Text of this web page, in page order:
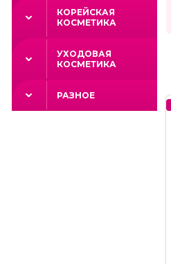
КОРЕЙСКАЯ
КОСМЕТИКА
УХОДОВАЯ
КОСМЕТИКА
РАЗНОЕ